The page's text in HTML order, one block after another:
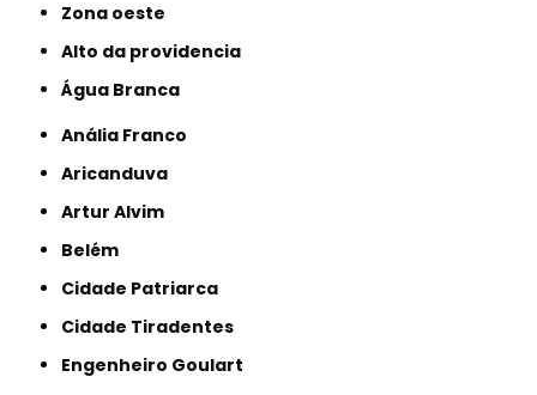
Zona oeste
alto da providencia
Água Branca
Anália Franco
Aricanduva
Artur Alvim
Belém
Cidade Patriarca
Cidade Tiradentes
Engenheiro Goulart